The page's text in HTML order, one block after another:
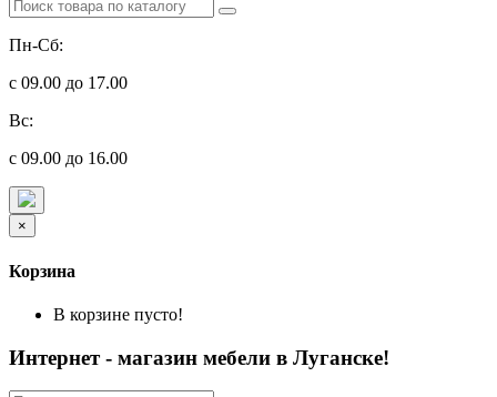
Пн-Сб:
с 09.00 до 17.00
Вс:
с 09.00 до 16.00
×
Корзина
В корзине пусто!
Интернет - магазин мебели в Луганске!